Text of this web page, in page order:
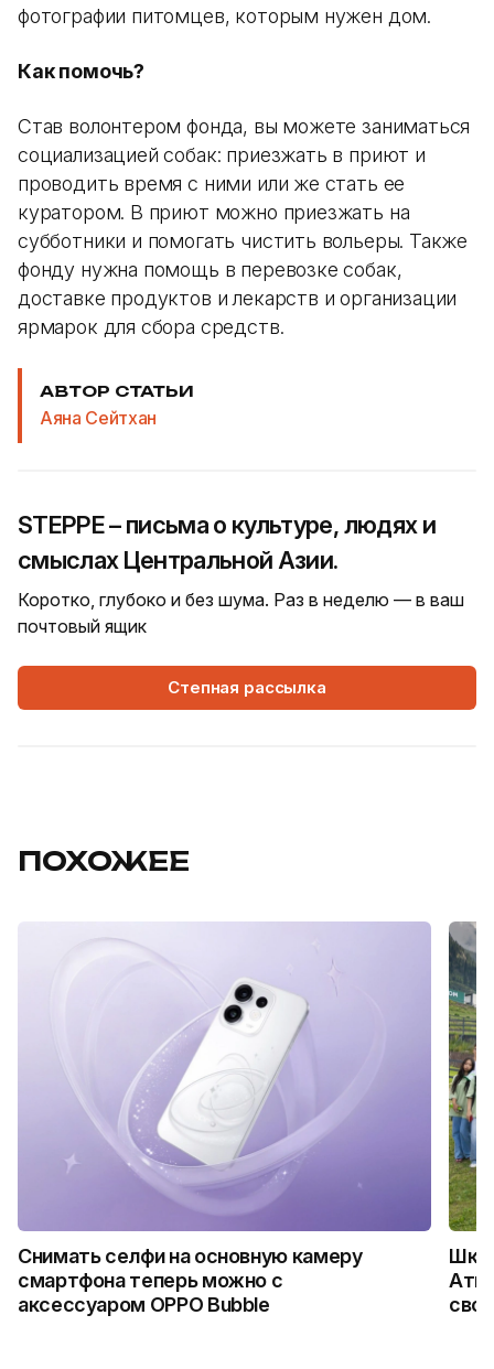
фотографии питомцев, которым нужен дом.
Как помочь?
Став волонтером фонда, вы можете заниматься
социализацией собак: приезжать в приют и
проводить время с ними или же стать ее
куратором. В приют можно приезжать на
субботники и помогать чистить вольеры. Также
фонду нужна помощь в перевозке собак,
доставке продуктов и лекарств и организации
ярмарок для сбора средств.
АВТОР СТАТЬИ
Аяна Сейтхан
STEPPE – письма о культуре, людях и
смыслах Центральной Азии.
Коротко, глубоко и без шума. Раз в неделю — в ваш
почтовый ящик
Степная рассылка
ПОХОЖЕЕ
Снимать селфи на основную камеру
смартфона теперь можно с
аксессуаром OPPO Bubble